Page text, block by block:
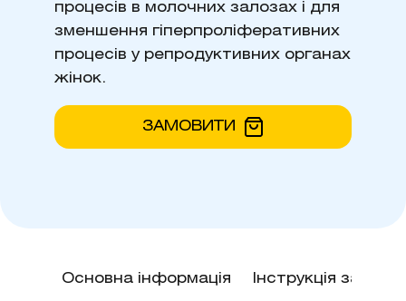
процесів в молочних залозах і для
зменшення гіперпроліферативних
процесів у репродуктивних органах
жінок.
ЗАМОВИТИ
Основна інформація Інструкція